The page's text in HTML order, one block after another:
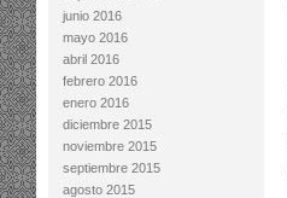
junio 2016
mayo 2016
abril 2016
febrero 2016
enero 2016
diciembre 2015
noviembre 2015
septiembre 2015
agosto 2015